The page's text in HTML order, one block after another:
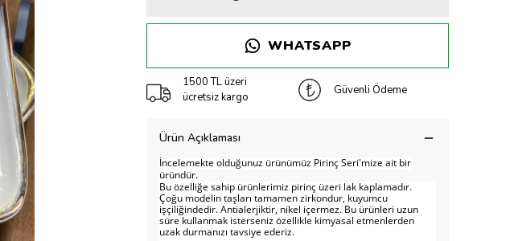
WHATSAPP
1500 TL üzeri
ücretsiz kargo
Güvenli Ödeme
Ürün Açıklaması
İncelemekte olduğunuz ürünümüz Pirinç Seri'mize ait bir
üründür.
Bu özelliğe sahip ürünlerimiz pirinç üzeri lak kaplamadır.
Çoğu modelin taşları tamamen zirkondur, kuyumcu
işçiliğindedir. Antialerjiktir, nikel içermez. Bu ürünleri uzun
süre kullanmak isterseniz özellikle kimyasal etmenlerden
uzak durmanızı tavsiye ederiz.